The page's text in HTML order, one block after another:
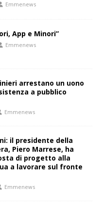
Emmenews
App e Minori”
Emmenews
arrestano un uono
a pubblico
Emmenews
il presidente della
Piero Marrese, ha
di progetto alla
a lavorare sul fronte
Emmenews